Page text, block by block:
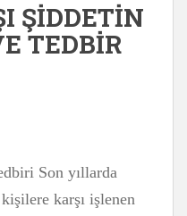
ŞİDDETİN
TEDBİR
Son yıllarda
karşı işlenen